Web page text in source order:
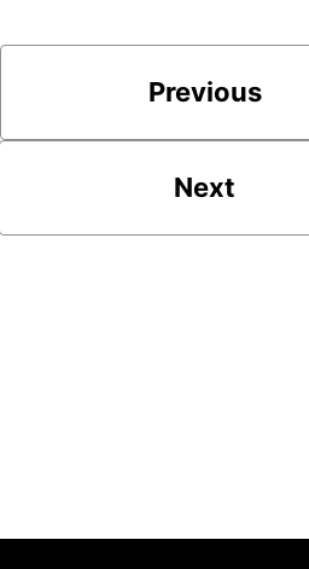
Previous
Next